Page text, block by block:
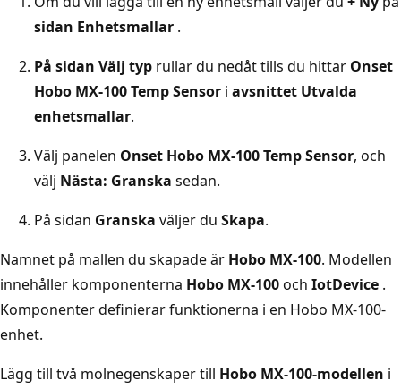
sidan Enhetsmallar .
På sidan Välj typ rullar du nedåt tills du hittar Onset
Hobo MX-100 Temp Sensor i avsnittet Utvalda
enhetsmallar.
Välj panelen Onset Hobo MX-100 Temp Sensor, och
välj Nästa: Granska sedan.
På sidan Granska väljer du Skapa.
Namnet på mallen du skapade är Hobo MX-100. Modellen
innehåller komponenterna Hobo MX-100och IotDevice .
Komponenter definierar funktionerna i en Hobo MX-100-
enhet.
Lägg till två molnegenskaper till Hobo MX-100-modellen i